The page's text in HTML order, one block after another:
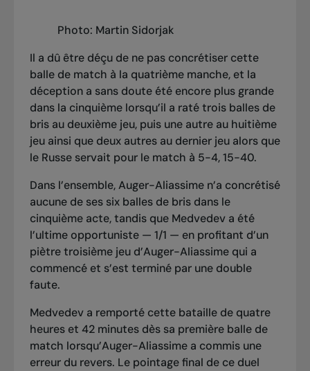
Photo: Martin Sidorjak
Il a dû être déçu de ne pas concrétiser cette
balle de match à la quatrième manche, et la
déception a sans doute été encore plus grande
dans la cinquième lorsqu’il a raté trois balles de
bris au deuxième jeu, puis une autre au huitième
jeu ainsi que deux autres au dernier jeu alors que
le Russe servait pour le match à 5-4, 15-40.
Dans l’ensemble, Auger-Aliassime n’a concrétisé
aucune de ses six balles de bris dans le
cinquième acte, tandis que Medvedev a été
l’ultime opportuniste — 1/1 — en profitant d’un
piètre troisième jeu d’Auger-Aliassime qui a
commencé et s’est terminé par une double
faute.
Medvedev a remporté cette bataille de quatre
heures et 42 minutes dès sa première balle de
match lorsqu’Auger-Aliassime a commis une
erreur du revers. Le pointage final de ce duel